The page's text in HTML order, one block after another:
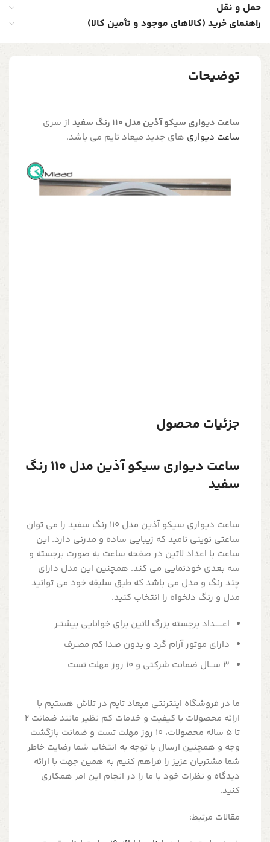
حمل و نقل
راهنمای خرید (کالاهای موجود و تأمین کالا)
توضیحات
ساعت دیواری سیکو آذین مدل 110 رنگ سفید
از سری
ساعت دیواری های جدید میعاد تایم می باشد.
جزئیات محصول
ساعت دیواری سیکو آذین مدل 110 رنگ
سفید
ساعت دیواری سیکو آذین مدل 110 رنگ سفید را می توان
ساعتی نوینی نامید که زیبایی ساده و مدرنی دارد. این
ساعت با اعداد لاتین در صفحه ساعت به صورت برجسته و
سه بعدی خودنمایی می کند. همچنین این مدل دارای
چند رنگ و مدل می باشد که طبق سلیقه خود می توانید
مدل و رنگ دلخواه را انتخاب کنید.
اعــــــداد برجسته بزرگ لاتین برای خوانایی بیشتــر
دارای موتور آرام گرد و بدون صدا کم مصـرف
3 ســـال ضمانت شرکتی و 10 روز مهلت تست
ما در فروشگاه اینترنتی میعاد تایم در تلاش هستیم با
ارائه محصولات با کیفیت و خدمات کم نظیر مانند ضمانت 2
تا 5 ساله محصولات، 10 روز مهلت تست و ضمانت بازگشت
وجه و همچنین ارسال با توجه به انتخاب شما رضایت خاطر
شما مشتریان عزیز را فراهم کنیم به همین جهت با ارائه
دیدگاه و نظرات خود با ما را در انجام این امر همکاری
کنید.
مقالات مرتبط: